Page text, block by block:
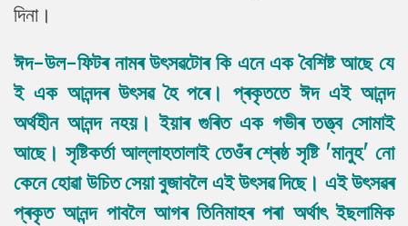
দিনা।
ঈদ-উল-ফিটৰ নামৰ উৎসৱটোৰ কি এনে এক বৈশিষ্ট আছে যে
ই এক আনন্দৰ উৎসৱ হৈ পৰে। প্ৰকৃততে ঈদ এই আনন্দ
অর্থহীন আনন্দ নহয়। ইয়াৰ গুৰিত এক গভীৰ তত্ত্ব সোমাই
আছে। সৃষ্টিকর্তা আল্লাহতালাই তেওঁৰ শ্ৰেষ্ঠ সৃষ্টি 'মানুহ' নো
কেনে হোৱা উচিত সেয়া বুজাবলৈ এই উৎসৱ দিছে। এই উৎসৱৰ
প্ৰকৃত আনন্দ পাবলৈ আগৰ তিনিমাহৰ পৰা অর্থাৎ ইছলামিক